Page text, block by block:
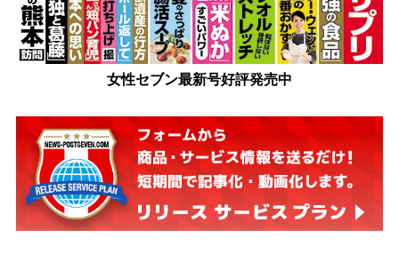
女性セブン最新号好評発売中